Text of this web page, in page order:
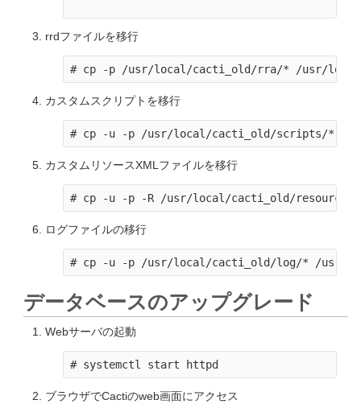
rrdファイルを移行
カスタムスクリプトを移行
カスタムリソースXMLファイルを移行
ログファイルの移行
データベースのアップグレード
Webサーバの起動
ブラウザでCactiのweb画面にアクセス